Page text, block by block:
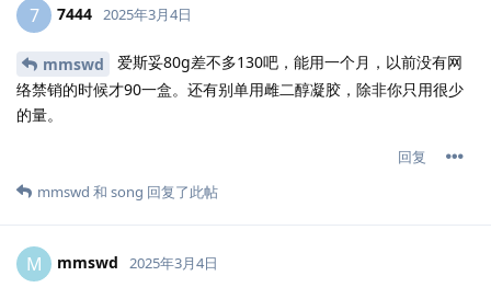
7 7444 2025年3月4日
mmswd
爱斯妥80g差不多130吧，能用一个月，以前没有网
络禁销的时候才90一盒。还有别单用雌二醇凝胶，除非你只用很少
的量。
回复
mmswd 和 song 回复了此帖
M mmswd 2025年3月4日